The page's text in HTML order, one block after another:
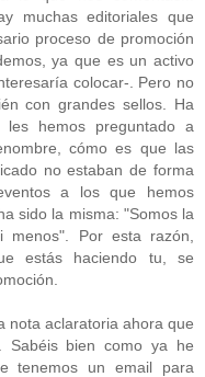
muchas editoriales que
proceso de promoción
ya que es un activo
colocar-. Pero no
con grandes sellos. Ha
hemos preguntado a
cómo es que las
no estaban de forma
a los que hemos
sido la misma: "Somos la
menos". Por esta razón,
estás haciendo tu, se
nota aclaratoria ahora que
Sabéis bien como ya he
tenemos un email para